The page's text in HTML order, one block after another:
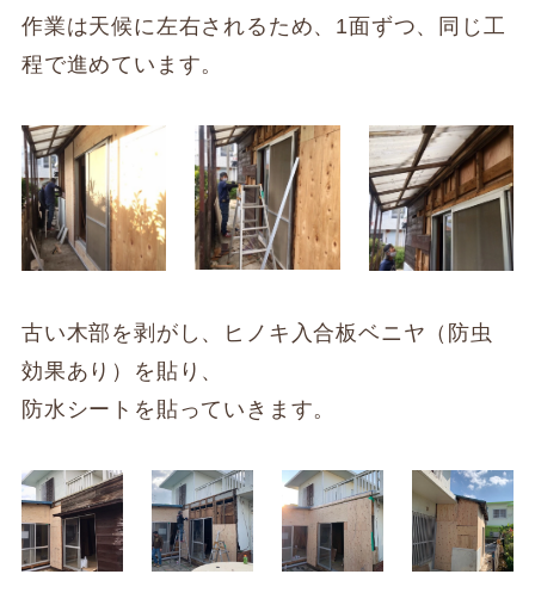
作業は天候に左右されるため、1面ずつ、同じ工
程で進めています。
古い木部を剥がし、ヒノキ入合板ベニヤ（防虫
効果あり）を貼り、
防水シートを貼っていきます。